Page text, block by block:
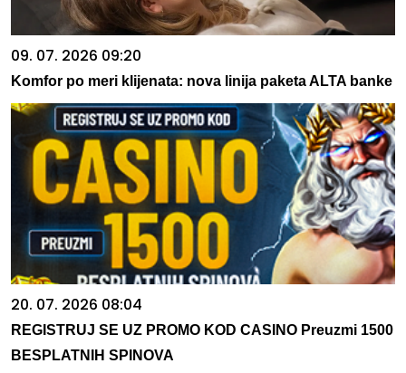
09. 07. 2026 09:20
Komfor po meri klijenata: nova linija paketa ALTA banke
20. 07. 2026 08:04
REGISTRUJ SE UZ PROMO KOD CASINO Preuzmi 1500
BESPLATNIH SPINOVA